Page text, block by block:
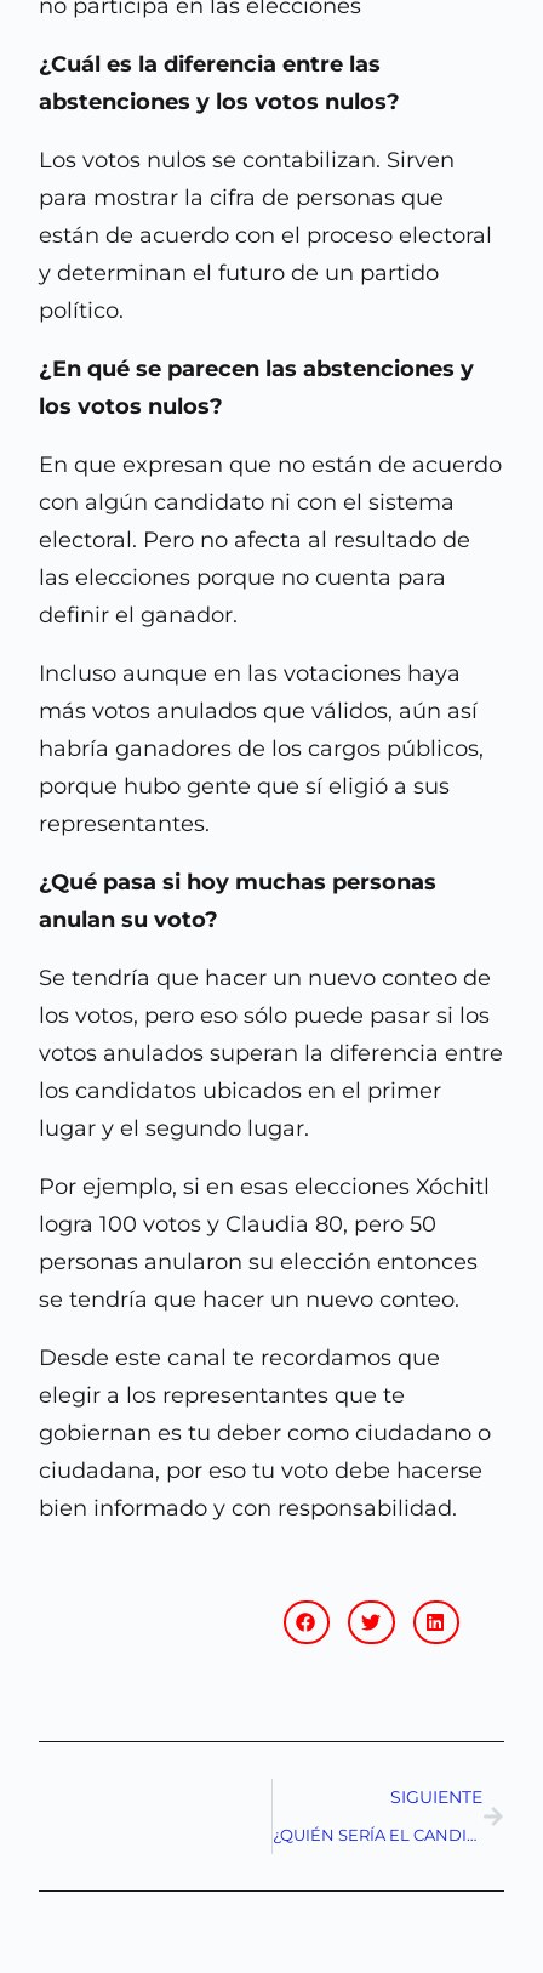
no participa en las elecciones
¿Cuál es la diferencia entre las
abstenciones y los votos nulos?
Los votos nulos se contabilizan. Sirven
para mostrar la cifra de personas que
están de acuerdo con el proceso electoral
y determinan el futuro de un partido
político.
¿En qué se parecen las abstenciones y
los votos nulos?
En que expresan que no están de acuerdo
con algún candidato ni con el sistema
electoral. Pero no afecta al resultado de
las elecciones porque no cuenta para
definir el ganador.
Incluso aunque en las votaciones haya
más votos anulados que válidos, aún así
habría ganadores de los cargos públicos,
porque hubo gente que sí eligió a sus
representantes.
¿Qué pasa si hoy muchas personas
anulan su voto?
Se tendría que hacer un nuevo conteo de
los votos, pero eso sólo puede pasar si los
votos anulados superan la diferencia entre
los candidatos ubicados en el primer
lugar y el segundo lugar.
Por ejemplo, si en esas elecciones Xóchitl
logra 100 votos y Claudia 80, pero 50
personas anularon su elección entonces
se tendría que hacer un nuevo conteo.
Desde este canal te recordamos que
elegir a los representantes que te
gobiernan es tu deber como ciudadano o
ciudadana, por eso tu voto debe hacerse
bien informado y con responsabilidad.
SIGUIENTE
¿QUIÉN SERÍA EL CANDIDATO DE MOVIMIENTO CIUDADANO PARA LA PRESIDENCIA DE MÉXICO?